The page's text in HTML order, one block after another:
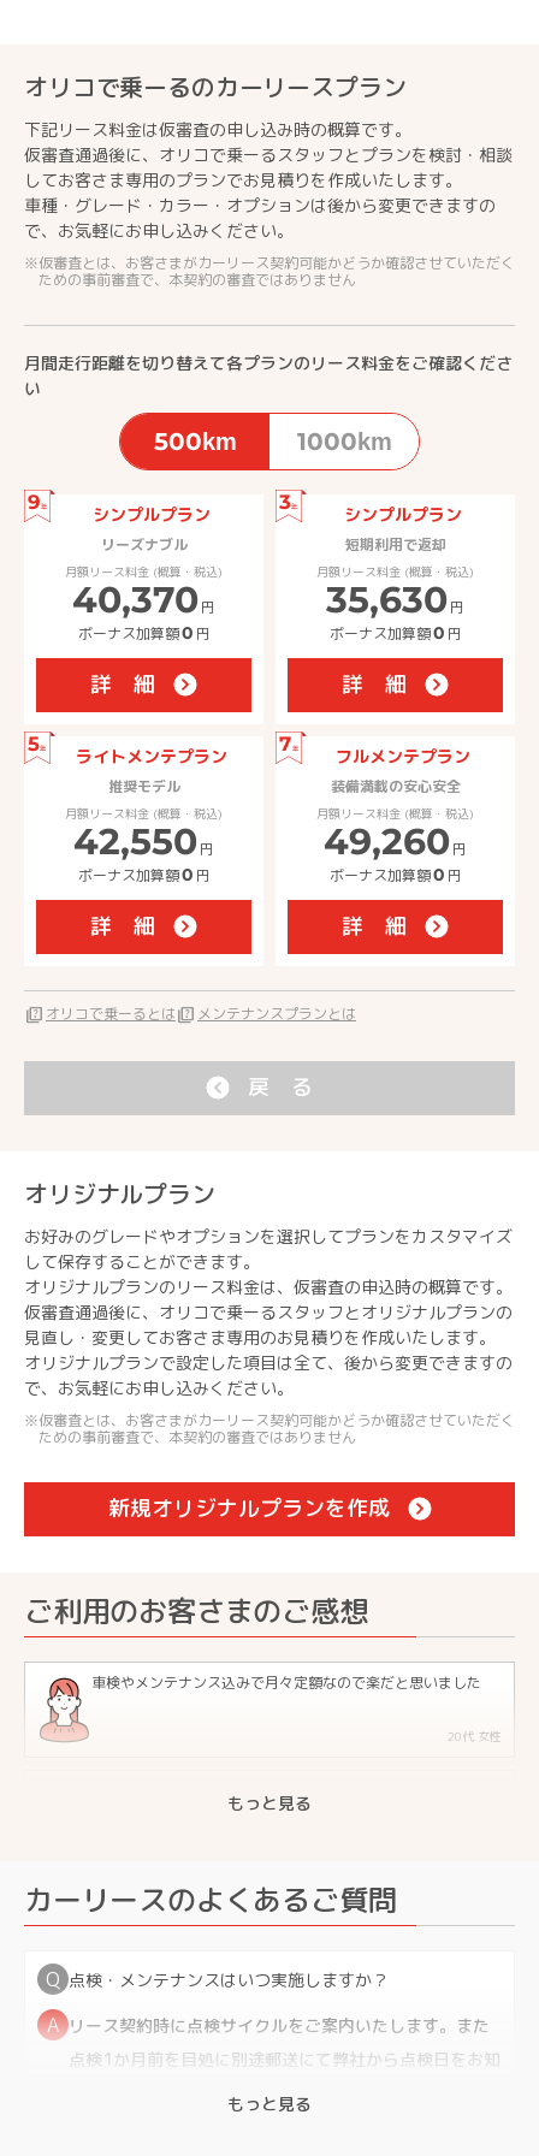
オリコで乗ーるのカーリースプラン
下記リース料金は仮審査の申し込み時の概算です。
仮審査通過後に、オリコで乗ーるスタッフとプランを検討・相談
してお客さま専用のプランでお見積りを作成いたします。
車種・グレード・カラー・オプションは後から変更できますの
で、お気軽にお申し込みください。
仮審査とは、お客さまがカーリース契約可能かどうか確認させていただく
ための事前審査で、本契約の審査ではありません
月間走行距離を切り替えて各プランのリース料金をご確認くださ
い
500km 1000km
9年 シンプルプラン
リーズナブル
月額リース料金 (概算・税込)
40,370円
ボーナス加算額0 円
詳 細
3年 シンプルプラン
短期利用で返却
月額リース料金 (概算・税込)
35,630円
ボーナス加算額0 円
詳 細
5年 ライトメンテプラン
推奨モデル
月額リース料金 (概算・税込)
42,550円
ボーナス加算額0 円
詳 細
7年 フルメンテプラン
装備満載の安心安全
月額リース料金 (概算・税込)
49,260円
ボーナス加算額0 円
詳 細
quiz オリコで乗ーるとはquiz メンテナンスプランとは
戻 る
オリジナルプラン
お好みのグレードやオプションを選択してプランをカスタマイズ
して保存することができます。
オリジナルプランのリース料金は、仮審査の申込時の概算です。
仮審査通過後に、オリコで乗ーるスタッフとオリジナルプランの
見直し・変更してお客さま専用のお見積りを作成いたします。
オリジナルプランで設定した項目は全て、後から変更できますの
で、お気軽にお申し込みください。
仮審査とは、お客さまがカーリース契約可能かどうか確認させていただく
ための事前審査で、本契約の審査ではありません
新規オリジナルプランを作成
ご利用のお客さまのご感想
車検やメンテナンス込みで月々定額なので楽だと思いました
20代 女性
定期点検やオイル交換のお知らせがきたり、車検やメンテがリ
ース料に含まれているので楽です
乗れるところが魅力
20代 男性
新車を手軽に安く乗れるところが良いと感じました
もっと見る
カーリースのよくあるご質問
点検・メンテナンスはいつ実施しますか？
リース契約時に点検サイクルをご案内いたします。また
点検1か月前を目処に別途郵送にて弊社から点検日をお知
もっと見る